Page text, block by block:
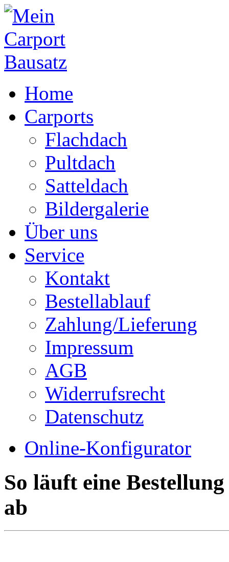
Home
Carports
Flachdach
Pultdach
Satteldach
Bildergalerie
Über uns
Service
Kontakt
Bestellablauf
Zahlung/Lieferung
Impressum
AGB
Widerrufsrecht
Datenschutz
Online-Konfigurator
So läuft eine
ab